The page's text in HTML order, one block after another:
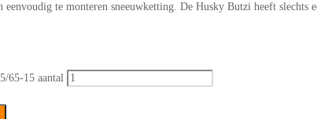
te monteren sneeuwketting. De Husky Butzi heeft slechts
65-15 aantal